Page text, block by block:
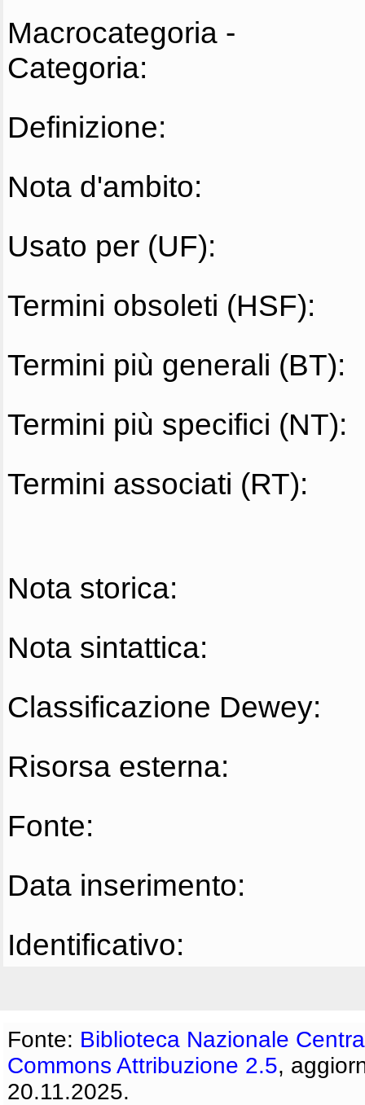
Macrocategoria -
Categoria:
Definizione:
Nota d'ambito:
Usato per (UF):
Termini obsoleti (HSF):
Termini più generali (BT):
Termini più specifici (NT):
Termini associati (RT):
Nota storica:
Nota sintattica:
Classificazione Dewey:
Risorsa esterna:
Fonte:
Data inserimento:
Identificativo:
Fonte: Biblioteca Nazionale
Commons Attribuzione 2.5,
20.11.2025.